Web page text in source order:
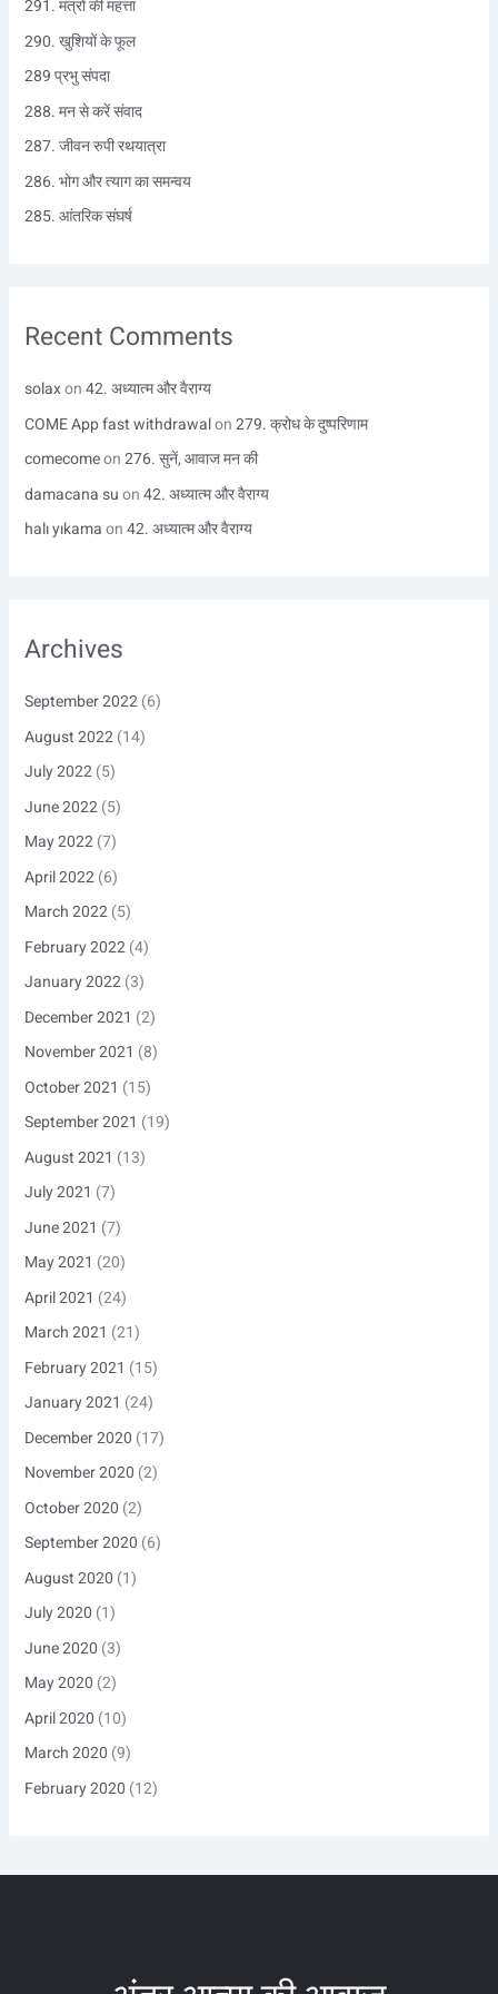
f
o
r
:
291. मंत्रों की महत्ता
290. खुशियों के फूल
289 प्रभु संपदा
288. मन से करें संवाद
287. जीवन रुपी रथयात्रा
286. भोग और त्याग का समन्वय
285. आंतरिक संघर्ष
Recent Comments
solaxon42. अध्यात्म और वैराग्य
COME App fast withdrawalon279. क्रोध के दुष्परिणाम
comecomeon276. सुनें, आवाज मन की
damacana suon42. अध्यात्म और वैराग्य
halı yıkamaon42. अध्यात्म और वैराग्य
Archives
September 2022(6)
August 2022(14)
July 2022(5)
June 2022(5)
May 2022(7)
April 2022(6)
March 2022(5)
February 2022(4)
January 2022(3)
December 2021 (2)
November 2021 (8)
October 2021 (15)
September 2021 (19)
August 2021 (13)
July 2021 (7)
June 2021 (7)
May 2021 (20)
April 2021 (24)
March 2021 (21)
February 2021 (15)
January 2021 (24)
December 2020 (17)
November 2020 (2)
October 2020 (2)
September 2020 (6)
August 2020 (1)
July 2020 (1)
June 2020 (3)
May 2020 (2)
April 2020 (10)
March 2020 (9)
February 2020 (12)